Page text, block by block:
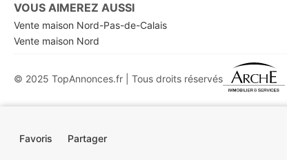
Favoris Partager
VOUS AIMEREZ AUSSI
Vente maison Nord-Pas-de-Calais
Vente maison Nord
© 2025 TopAnnonces.fr | Tous droits réservés